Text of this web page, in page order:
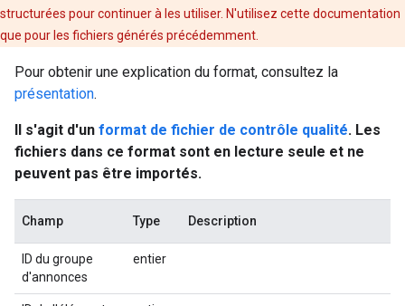
structurées pour continuer à les utiliser. N'utilisez cette documentation
que pour les fichiers générés précédemment.
Pour obtenir une explication du format, consultez la
présentation.
Il s'agit d'un format de fichier de contrôle qualité. Les
fichiers dans ce format sont en lecture seule et ne
peuvent pas être importés.
Champ Type Description
ID du groupe
d'annonces
entier